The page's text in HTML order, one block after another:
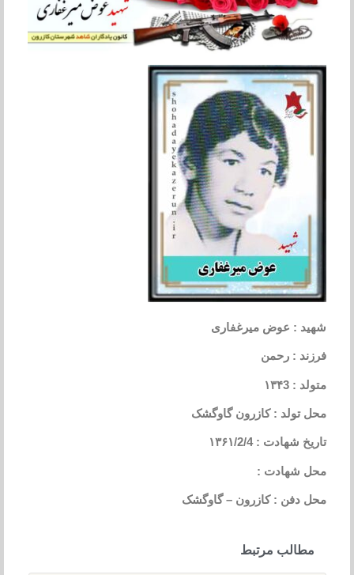
شهید : عوض میرغفاری
فرزند : رحمن
متولد : ۱۳۴3
محل تولد : کازرون گاوگشک
تاریخ شهادت : ۱۳۶۱/2/4
محل شهادت :
محل دفن : کازرون – گاوگشک
مطالب مرتبط